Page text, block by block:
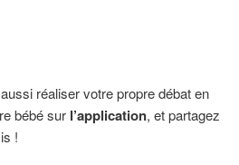
réaliser votre propre débat en
bébé sur l’application, et partagez
!